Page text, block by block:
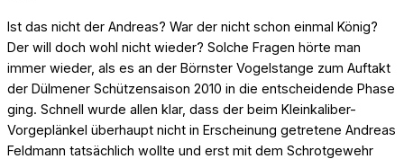
Ist das nicht der Andreas? War der nicht schon einmal König?
Der will doch wohl nicht wieder? Solche Fragen hörte man
immer wieder, als es an der Börnster Vogelstange zum Auftakt
der Dülmener Schützensaison 2010 in die entscheidende Phase
ging. Schnell wurde allen klar, dass der beim Kleinkaliber-
Vorgeplänkel überhaupt nicht in Erscheinung getretene Andreas
Feldmann tatsächlich wollte und erst mit dem Schrotgewehr